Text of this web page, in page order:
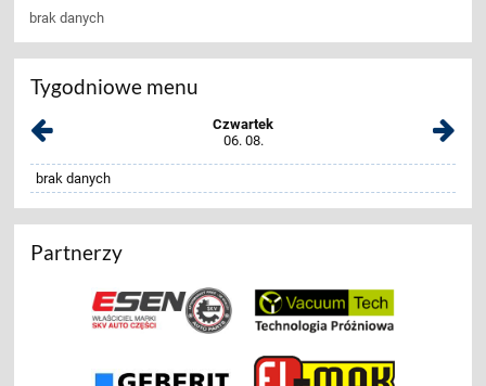
brak danych
Tygodniowe menu
Czwartek
06. 08.
brak danych
Partnerzy